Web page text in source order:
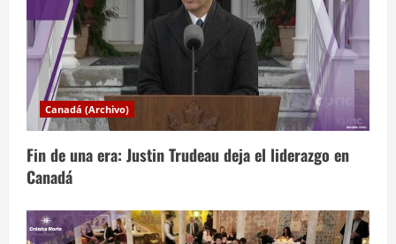
ó
n
d
e
e
n
Canadá (Archivo)
Fin de una era: Justin Trudeau deja el liderazgo en
Canadá